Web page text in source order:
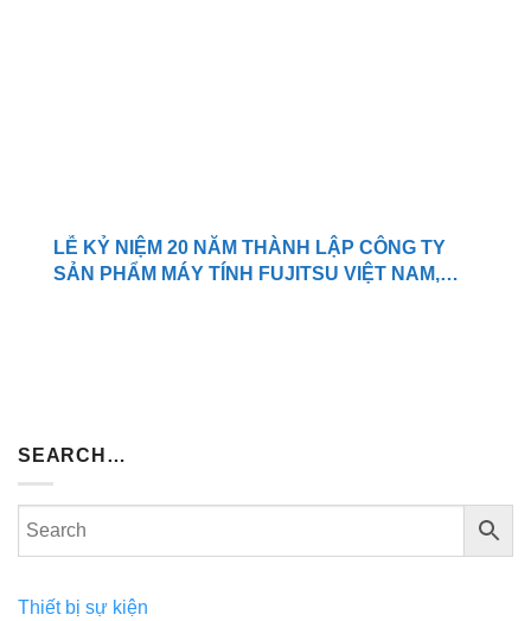
LỄ KỶ NIỆM 20 NĂM THÀNH LẬP CÔNG TY
SẢN PHẨM MÁY TÍNH FUJITSU VIỆT NAM,
SEARCH…
Thiết bị sự kiện